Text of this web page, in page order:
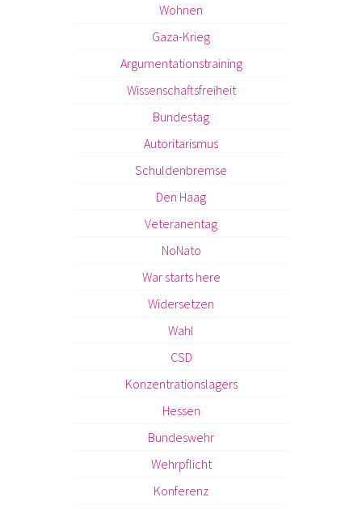
Wohnen
Gaza-Krieg
Argumentationstraining
Wissenschaftsfreiheit
Bundestag
Autoritarismus
Schuldenbremse
Den Haag
Veteranentag
NoNato
War starts here
Widersetzen
Wahl
CSD
Konzentrationslagers
Hessen
Bundeswehr
Wehrpflicht
Konferenz